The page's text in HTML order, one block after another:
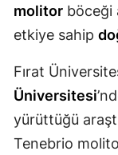
molitor böceği
etkiye sahip
Fırat
Üniversitesi
yürüttüğü
Tenebrio